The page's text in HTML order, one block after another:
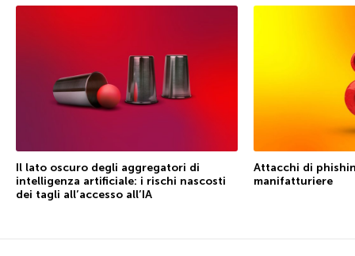
Il lato oscuro degli aggregatori di
intelligenza artificiale: i rischi nascosti
dei tagli all’accesso all’IA
Attacchi di
manifatturiere